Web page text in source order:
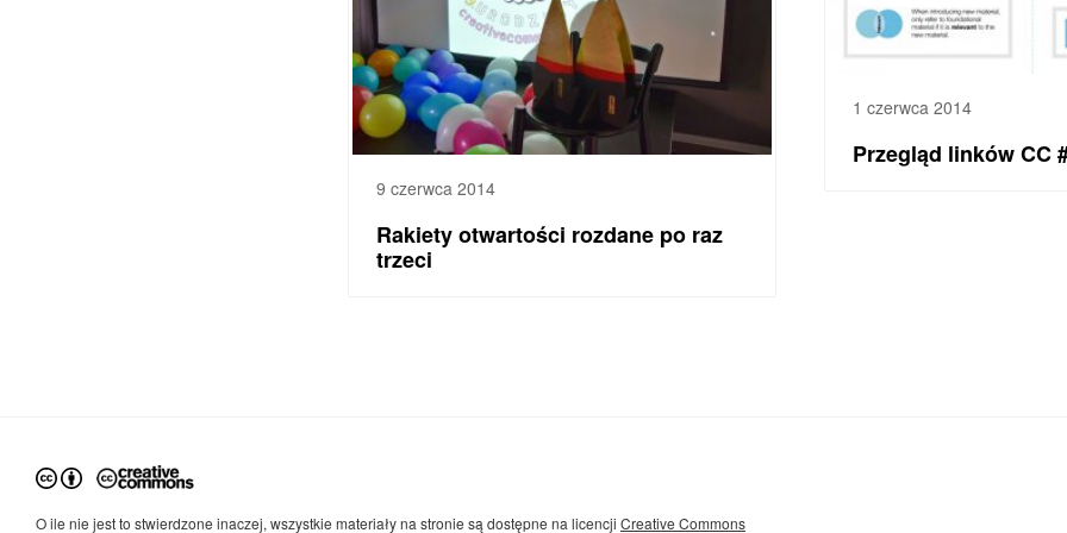
9 czerwca 2014
Rakiety otwartości rozdane po raz
trzeci
1 czerwca 2014
Przegląd linków CC
O ile nie jest to stwierdzone inaczej, wszystkie materiały na stronie są dostępne na licencji Creative Commons